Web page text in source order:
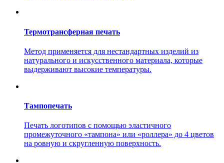
Термотрансферная печать
Метод применяется для нестандартных изделий из
натурального и искусственного материала, которые
выдерживают высокие температуры.
Тампопечать
Печать логотипов с помощью эластичного
промежуточного «тампона» или «роллера» до 4 цветов
на ровную и скругленную поверхность.